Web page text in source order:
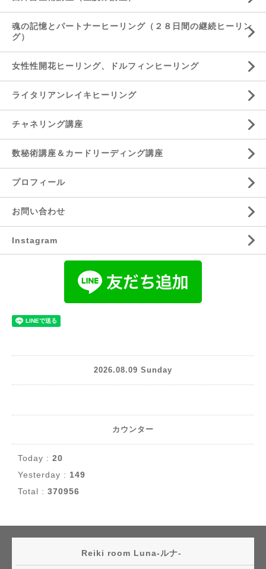
魂の記憶とパートナーヒーリング（２８日間の継続ヒーリン
グ）
女性性開花ヒーリング、ドルフィンヒーリング
ライタリアンレイキヒーリング
チャネリング講座
数秘術講座＆カードリーディング講座
プロフィール
お問い合わせ
Instagram
2026.08.09 Sunday
カウンター
Today : 20
Yesterday : 149
Total : 370956
Reiki room Luna-ルナ-